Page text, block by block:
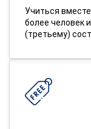
Учиться
более человек
(третьему)